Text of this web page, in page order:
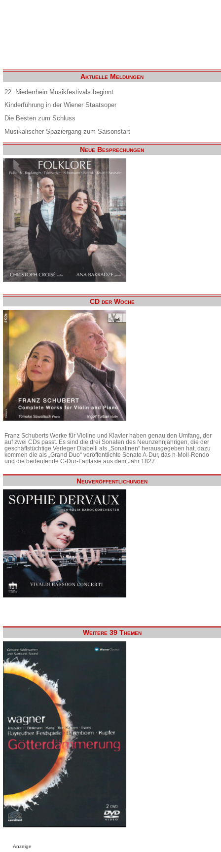
Aktuelle Meldungen
22. Niederrhein Musikfestivals beginnt
Kinderführung in der Wiener Staatsoper
Die Besten zum Schluss
Musikalischer Spaziergang zum Saisonstart
Neue Besprechungen
CD der Woche
Franz Schuberts Werke für Violine und Klavier haben genau den Umfang, der
auf zwei CDs passt. Es sind die drei Sonaten des Neunzehnjährigen, die der
geschäftstüchtige Verleger Diabelli als „Sonatinen“ herausgegeben hat, dazu
kommen die als „Grand Duo“ veröffentlichte Sonate A-Dur, das h-Moll-Rondo
und die bedeutende C-Dur-Fantasie aus dem Jahr 1827.
Neuveröffentlichungen
Weitere 39 Themen
Anzeige